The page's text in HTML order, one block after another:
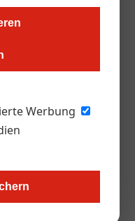
Werbung
Prozent im letzten Jahr
Führungsteam
(rechts) steht
2024 fließen